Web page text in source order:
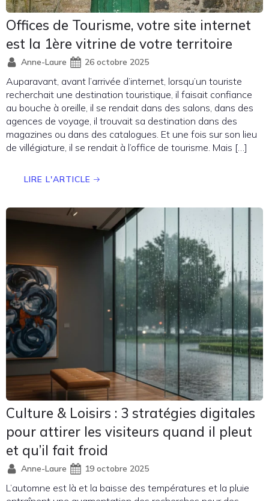
Offices de Tourisme, votre site internet
est la 1ère vitrine de votre territoire
Anne-Laure 26 octobre 2025
Auparavant, avant l’arrivée d’internet, lorsqu’un touriste
recherchait une destination touristique, il faisait confiance
au bouche à oreille, il se rendait dans des salons, dans des
agences de voyage, il trouvait sa destination dans des
magazines ou dans des catalogues. Et une fois sur son lieu
de villégiature, il se rendait à l’office de tourisme. Mais […]
LIRE L'ARTICLE
Culture & Loisirs : 3 stratégies digitales
pour attirer les visiteurs quand il pleut
et qu’il fait froid
Anne-Laure 19 octobre 2025
L’automne est là et la baisse des températures et la pluie